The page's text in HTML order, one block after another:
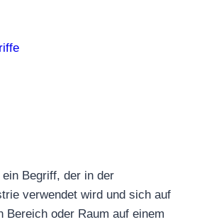
ein Begriff, der in der
verwendet wird und sich auf
Bereich oder Raum auf einem